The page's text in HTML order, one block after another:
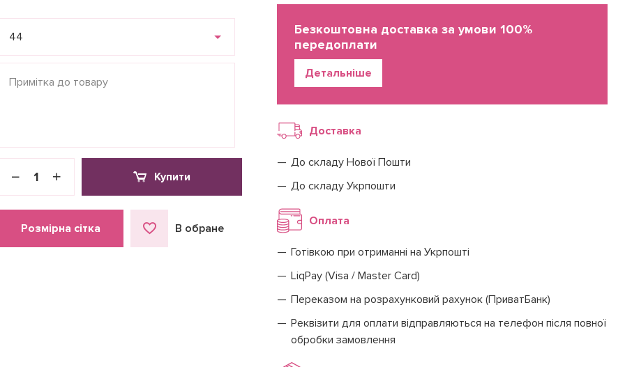
44
Купити
Розмірна сітка В обране
Детальніше
Безкоштовна доставка за умови 100%
передоплати
Доставка
До складу Нової Пошти
До складу Укрпошти
Оплата
Готівкою при отриманні на Укрпошті
LiqPay (Visa / Master Card)
Переказом на розрахунковий рахунок (ПриватБанк)
Реквізити для оплати відправляються на телефон після повної
обробки замовлення